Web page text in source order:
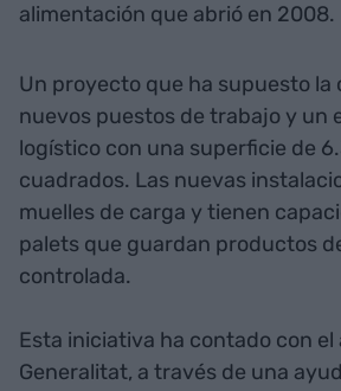
alimentación que abrió en 2008.
Un proyecto que ha supuesto la
nuevos puestos de trabajo y un
logístico con una superficie de
cuadrados. Las nuevas
muelles de carga y tienen
palets que guardan productos
controlada.
Esta iniciativa ha contado con el
Generalitat, a través de una